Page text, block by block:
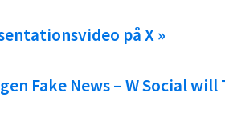
på X »
Fake News – W Social